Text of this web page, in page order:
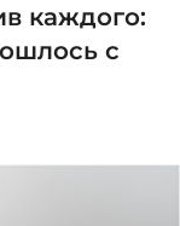
каждого:
с